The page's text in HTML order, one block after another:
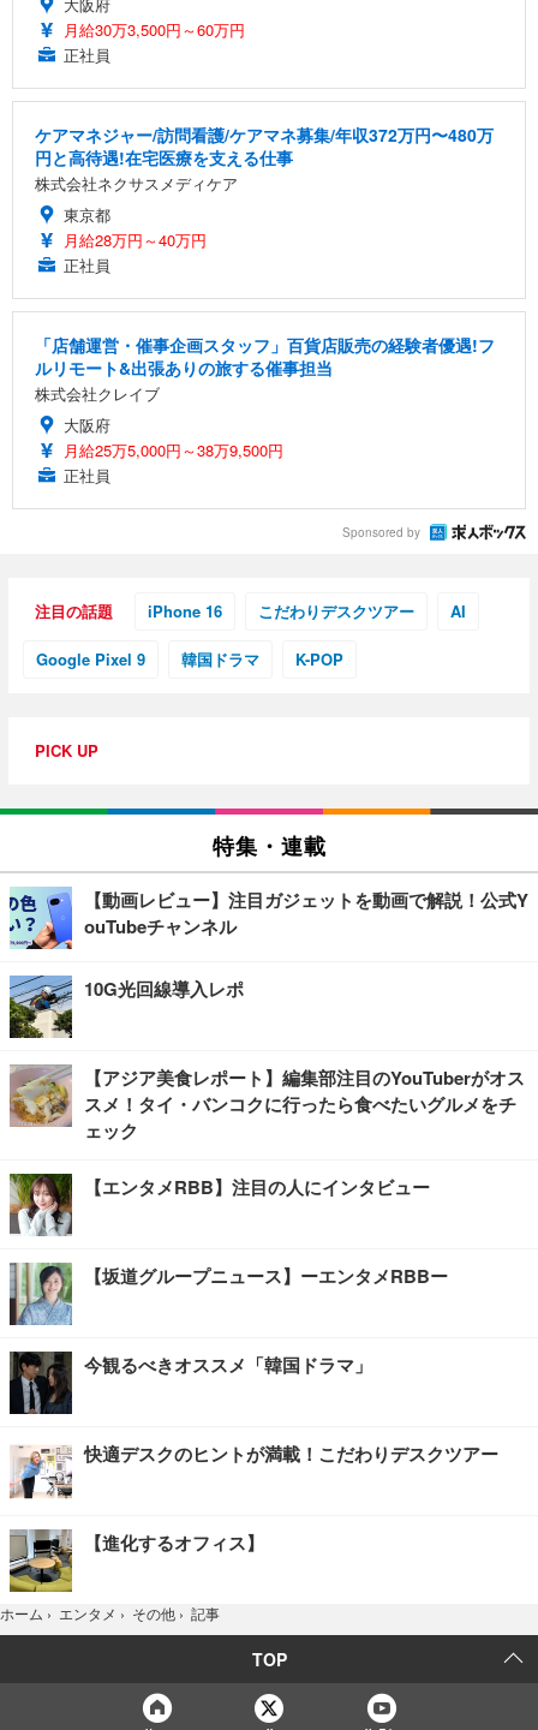
月給30万3,500円～60万円
正社員
ケアマネジャー/訪問看護/ケアマネ募集/年収372万円〜480万
円と高待遇!在宅医療を支える仕事
株式会社ネクサスメディケア
東京都
月給28万円～40万円
正社員
「店舗運営・催事企画スタッフ」百貨店販売の経験者優遇!フ
ルリモート&出張ありの旅する催事担当
株式会社クレイブ
大阪府
月給25万5,000円～38万9,500円
正社員
Sponsored by
注目の話題 iPhone 16 こだわりデスクツアー AI
Google Pixel 9 韓国ドラマ K-POP
PICK UP
特集・連載
【動画レビュー】注目ガジェットを動画で解説！公式Y
ouTubeチャンネル
10G光回線導入レポ
【アジア美食レポート】編集部注目のYouTuberがオス
スメ！タイ・バンコクに行ったら食べたいグルメをチ
ェック
【エンタメRBB】注目の人にインタビュー
【坂道グループニュース】ーエンタメRBBー
今観るべきオススメ「韓国ドラマ」
快適デスクのヒントが満載！こだわりデスクツアー
【進化するオフィス】
ホーム › エンタメ › その他 › 記事
TOP